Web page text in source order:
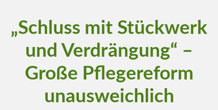
„Schluss mit Stückwerk
und Verdrängung“ –
Große Pflegereform
unausweichlich